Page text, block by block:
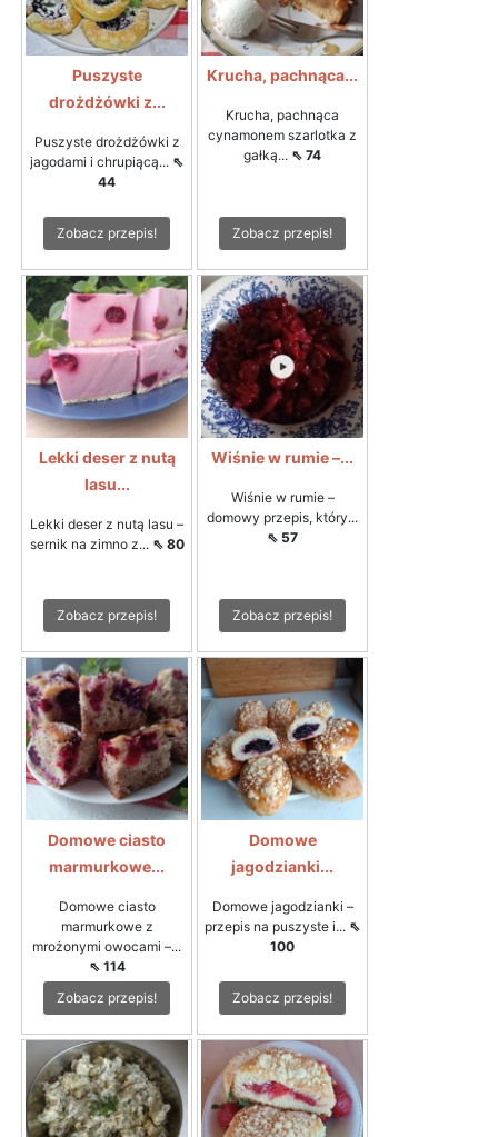
Puszyste
drożdżówki z...
Puszyste drożdżówki z
jagodami i chrupiącą... ⇖
44
Zobacz przepis!
Krucha, pachnąca...
Krucha, pachnąca
cynamonem szarlotka z
gałką... ⇖ 74
Zobacz przepis!
Lekki deser z nutą
lasu...
Lekki deser z nutą lasu –
sernik na zimno z... ⇖ 80
Zobacz przepis!
Wiśnie w rumie –...
Wiśnie w rumie –
domowy przepis, który...
⇖ 57
Zobacz przepis!
Domowe ciasto
marmurkowe...
Domowe ciasto
marmurkowe z
mrożonymi owocami –...
⇖ 114
Zobacz przepis!
Domowe
jagodzianki...
Domowe jagodzianki –
przepis na puszyste i... ⇖
100
Zobacz przepis!